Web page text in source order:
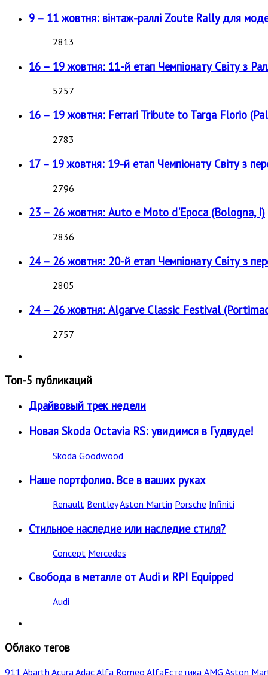
9 – 11 жовтня: вінтаж-раллі Zoute Rally для
2813
16 – 19 жовтня: 11-й етап Чемпіонату Світу з
5257
16 – 19 жовтня: Ferrari Tribute to Targa Florio
2783
17 – 19 жовтня: 19-й етап Чемпіонату Світу з
2796
23 – 26 жовтня: Auto e Moto d'Epoca (Bologna, I)
2836
24 – 26 жовтня: 20-й етап Чемпіонату Світу з
2805
24 – 26 жовтня: Algarve Classic Festival
2757
Топ-5 публикаций
Драйвовый трек недели
Новая Skoda Octavia RS: увидимся в Гудвуде!
Skoda Goodwood
Наше портфолио. Все в ваших руках
Renault BentleyAston Martin Porsche Infiniti
Стильное наследие или наследие стиля?
Concept Mercedes
Свобода в металле от Audi и RPI Equipped
Audi
Облако тегов
911 Abarth Acura AdacAlfa Romeo AlfaЕстетика AMG Aston